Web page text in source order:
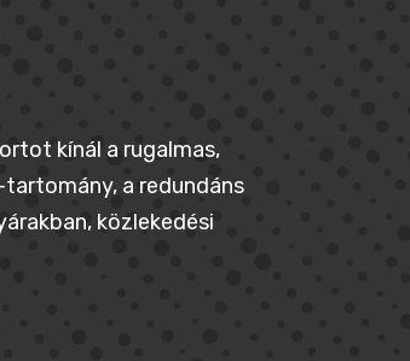
kínál a rugalmas,
a redundáns
közlekedési